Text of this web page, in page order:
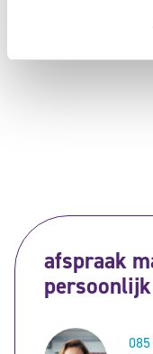
juiste behandeling te
afspraak
085